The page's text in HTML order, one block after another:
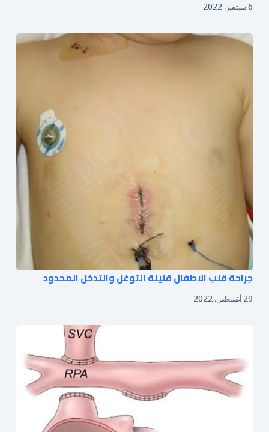
6 سبتمبر، 2022
جراحة قلب الاطفال قليلة التوغل والتدخل المحدود
29 أغسطس، 2022